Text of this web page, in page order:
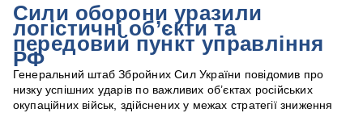
Сили оборони уразили
логістичні об’єкти та
передовий пункт управління
РФ
Генеральний штаб Збройних Сил України повідомив про
низку успішних ударів по важливих об’єктах російських
окупаційних військ, здійснених у межах стратегії зниження